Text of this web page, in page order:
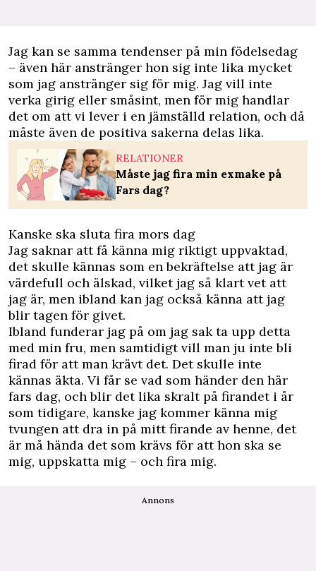
Jag kan se samma tendenser på min födelsedag
– även här anstränger hon sig inte lika mycket
som jag anstränger sig för mig. Jag vill inte
verka girig eller småsint, men för mig handlar
det om att vi lever i en jämställd relation, och då
måste även de positiva sakerna delas lika.
RELATIONER
Måste jag fira min exmake på
Fars dag?
Kanske ska sluta fira mors dag
Jag saknar att få känna mig riktigt uppvaktad,
det skulle kännas som en bekräftelse att jag är
värdefull och älskad, vilket jag så klart vet att
jag är, men ibland kan jag också känna att jag
blir tagen för givet.
Ibland funderar jag på om jag sak ta upp detta
med min fru, men samtidigt vill man ju inte bli
firad för att man krävt det. Det skulle inte
kännas äkta. Vi får se vad som händer den här
fars dag, och blir det lika skralt på firandet i år
som tidigare, kanske jag kommer känna mig
tvungen att dra in på mitt firande av henne, det
är må hända det som krävs för att hon ska se
mig, uppskatta mig – och fira mig.
Annons